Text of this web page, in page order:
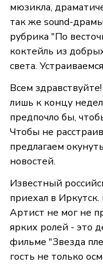
мюзикла,
так же sound-
рубрика "По
коктейль из
света.
Всем
лишь к концу
предпочло бы,
Чтобы не
предлагаем
новостей.
Известный
приехал в
Артист не мог не
ярких ролей - это
фильме "Звезда
гость не только